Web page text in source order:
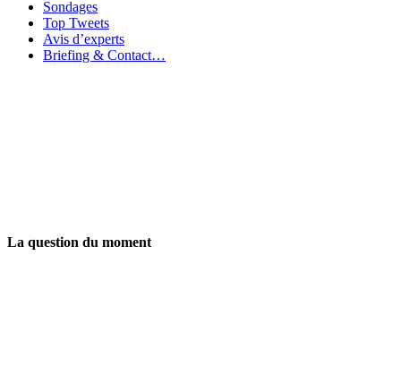
Sondages
Top Tweets
Avis d’experts
Briefing & Contact…
La question du moment